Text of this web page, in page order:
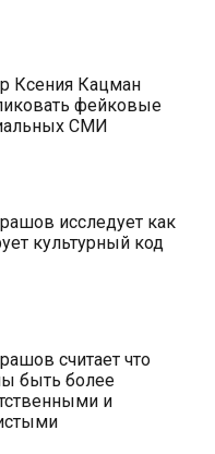
Ксения Кацман
фейковые
СМИ
исследует как
культурный код
считает что
быть более
и